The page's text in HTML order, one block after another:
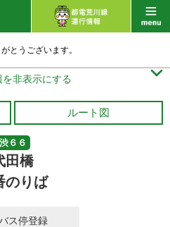
とうございます。
非表示にする 
ルート図
渋６６
田橋
のりば
ス停登録